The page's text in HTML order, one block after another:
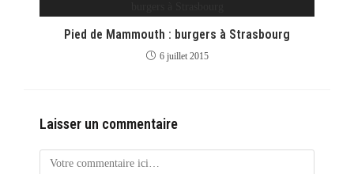
Pied de Mammouth : burgers à Strasbourg
6 juillet 2015
Laisser un commentaire
Comment